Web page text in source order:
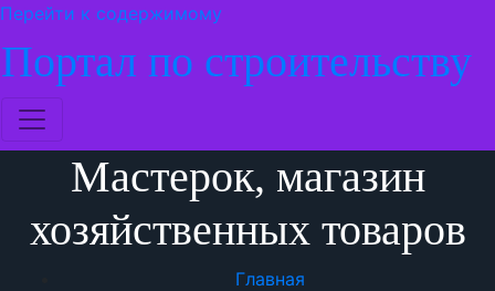
Перейти к содержимому
Портал по строительству
Мастерок, магазин
хозяйственных товаров
Главная